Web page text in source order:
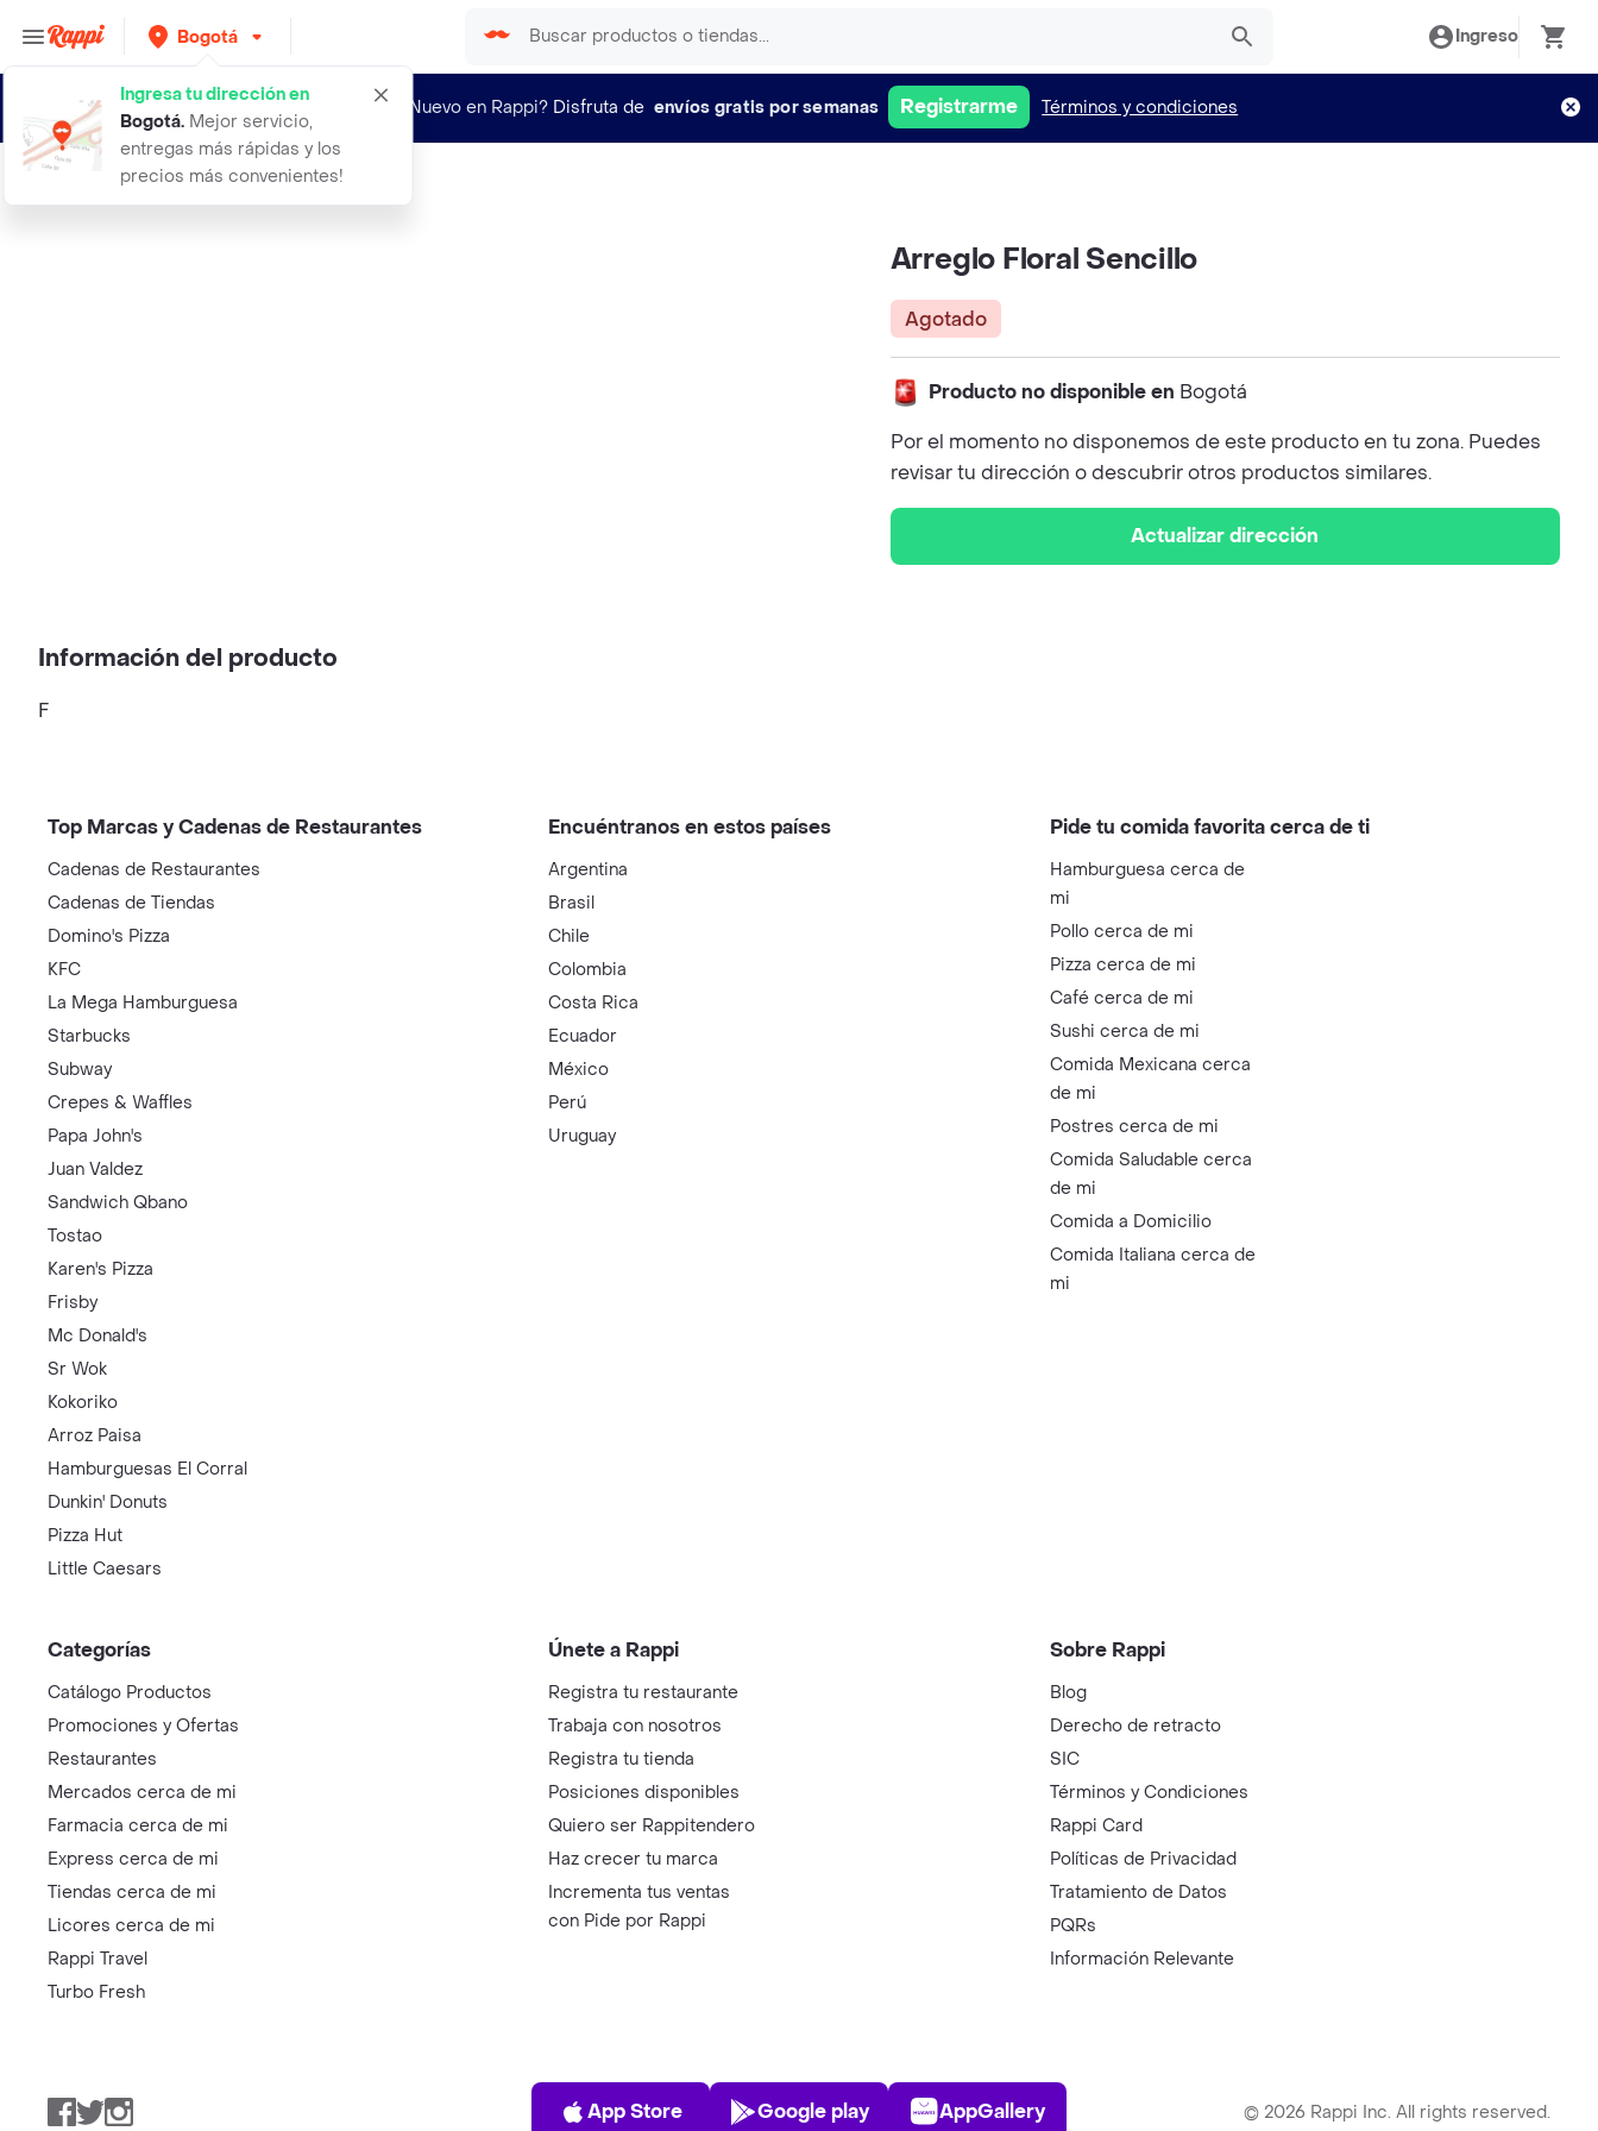
Bogotá
Ingresa tu dirección en
Bogotá. Mejor servicio,
entregas más rápidas y los
precios más convenientes!
Ingreso
¿Nuevo en Rappi? Disfruta de envíos gratis por semanas Registrarme Términos y condiciones
arreglo floral sencillo
Arreglo Floral Sencillo
Agotado
Producto no disponible en Bogotá
Por el momento no disponemos de este producto en tu zona. Puedes
revisar tu dirección o descubrir otros productos similares.
Actualizar dirección
Información del producto
F
Top Marcas y Cadenas de Restaurantes
Cadenas de Restaurantes
Cadenas de Tiendas
Domino's Pizza
KFC
La Mega Hamburguesa
Starbucks
Subway
Crepes & Waffles
Papa John's
Juan Valdez
Sandwich Qbano
Tostao
Karen's Pizza
Frisby
Mc Donald's
Sr Wok
Kokoriko
Arroz Paisa
Hamburguesas El Corral
Dunkin' Donuts
Pizza Hut
Little Caesars
Encuéntranos en estos países
Argentina
Brasil
Chile
Colombia
Costa Rica
Ecuador
México
Perú
Uruguay
Pide tu comida favorita cerca de ti
Hamburguesa cerca de
mi
Pollo cerca de mi
Pizza cerca de mi
Café cerca de mi
Sushi cerca de mi
Comida Mexicana cerca
de mi
Postres cerca de mi
Comida Saludable cerca
de mi
Comida a Domicilio
Comida Italiana cerca de
mi
Categorías
Catálogo Productos
Promociones y Ofertas
Restaurantes
Mercados cerca de mi
Farmacia cerca de mi
Express cerca de mi
Tiendas cerca de mi
Licores cerca de mi
Rappi Travel
Turbo Fresh
Únete a Rappi
Registra tu restaurante
Trabaja con nosotros
Registra tu tienda
Posiciones disponibles
Quiero ser Rappitendero
Haz crecer tu marca
Incrementa tus ventas
con Pide por Rappi
Sobre Rappi
Blog
Derecho de retracto
SIC
Términos y Condiciones
Rappi Card
Políticas de Privacidad
Tratamiento de Datos
PQRs
Información Relevante
Facebook
TwitterInstagram
App Store
App Store
Play Store
Google play
AppGallery
AppGallery © 2026 Rappi Inc. All rights reserved.